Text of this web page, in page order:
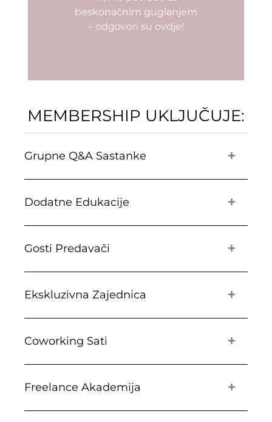
beskonačnim guglanjem
– odgovori su ovdje!
MEMBERSHIP UKLJUČUJE:
Grupne Q&A Sastanke
Dodatne Edukacije
Gosti Predavači
Ekskluzivna Zajednica
Coworking Sati
Freelance Akademija